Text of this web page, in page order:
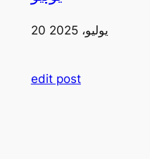
20 يوليو، 2025
edit post